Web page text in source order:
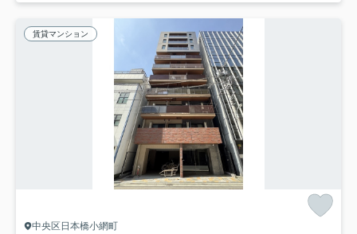
賃貸マンション
中央区日本橋小網町